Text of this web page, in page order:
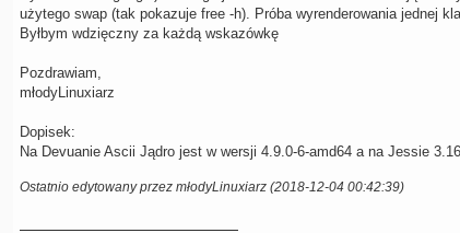
użytego swap (tak pokazuje free -h). Próba wyrenderowania jednej
Byłbym wdzięczny za każdą wskazówkę
Pozdrawiam,
młodyLinuxiarz
Dopisek:
Na Devuanie Ascii Jądro jest w wersji 4.9.0-6-amd64 a na Jessie
Ostatnio edytowany przez młodyLinuxiarz (2018-12-04 00:42:39)